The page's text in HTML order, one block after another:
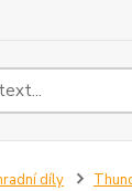
díly